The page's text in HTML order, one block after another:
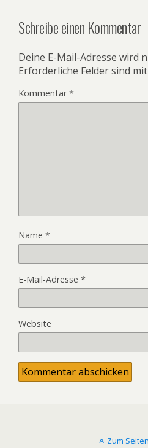
Schreibe einen Kommentar
Deine E-Mail-Adresse wird
Erforderliche Felder sind mit
Kommentar*
Name *
E-Mail-Adresse *
Website
Zum